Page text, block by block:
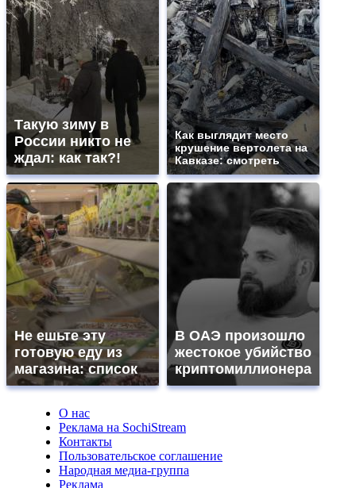
Такую зиму в
России никто не
ждал: как так?!
Как выглядит место
крушение вертолета на
Кавказе: смотреть
Не ешьте эту
готовую еду из
магазина: список
В ОАЭ произошло
жестокое убийство
криптомиллионера
О нас
Реклама на SochiStream
Контакты
Пользовательское соглашение
Народная медиа-группа
Реклама